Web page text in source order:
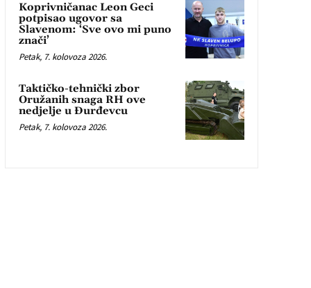
Koprivničanac Leon Geci
potpisao ugovor sa
Slavenom: ‘Sve ovo mi puno
znači’
Petak, 7. kolovoza 2026.
Taktičko-tehnički zbor
Oružanih snaga RH ove
nedjelje u Đurđevcu
Petak, 7. kolovoza 2026.